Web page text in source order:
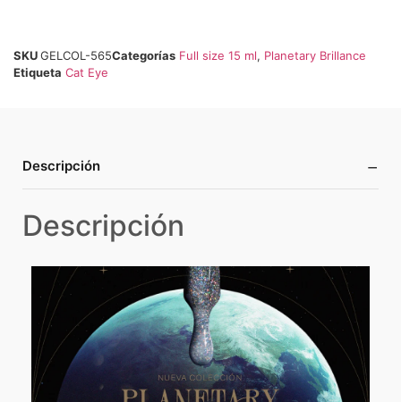
SKUGELCOL-565Categorías Full size 15 ml, Planetary Brillance
Etiqueta Cat Eye
Descripción −
Descripción